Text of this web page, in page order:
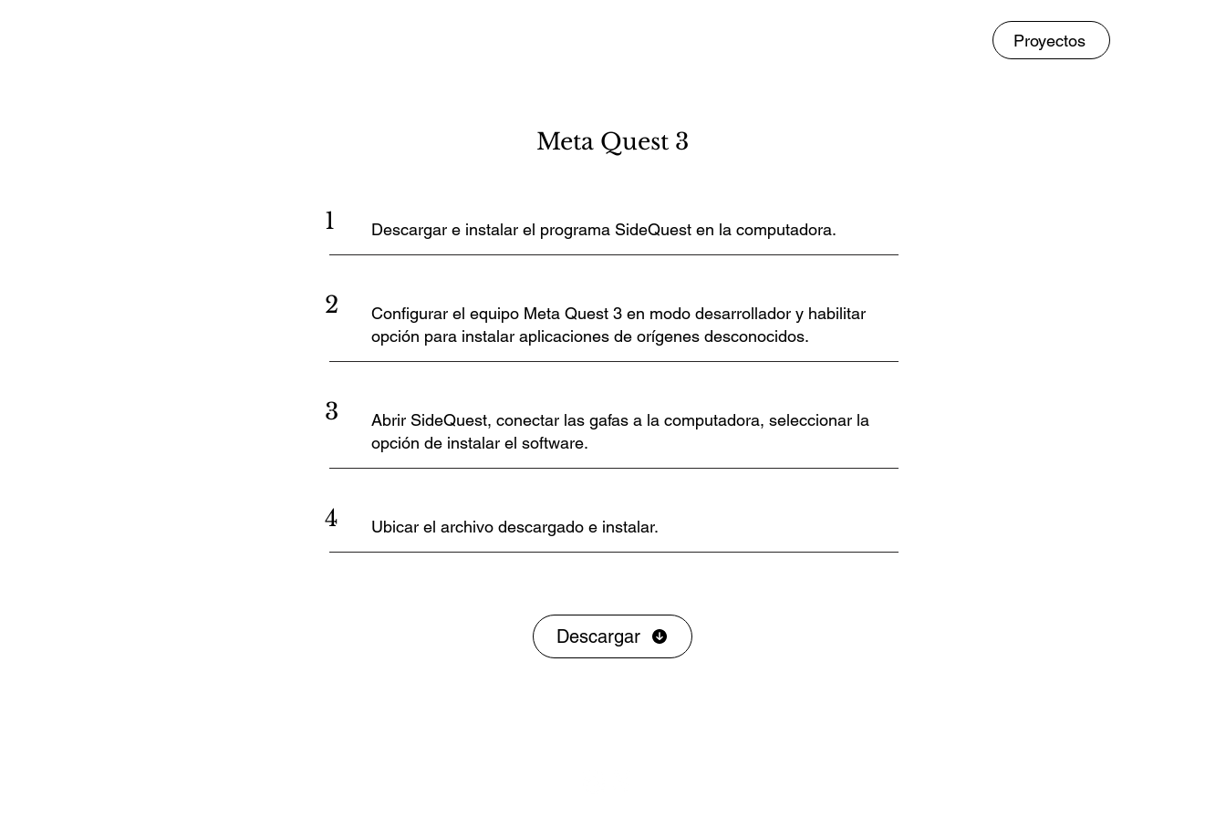
Proyectos
Meta Quest 3
1 Descargar e instalar el programa SideQuest en la computadora.
2
Configurar el equipo Meta Quest 3 en modo desarrollador y habilitar
opción para instalar aplicaciones de orígenes desconocidos.
3
Abrir SideQuest, conectar las gafas a la computadora, seleccionar la
opción de instalar el software.
4 Ubicar el archivo descargado e instalar.
Descargar